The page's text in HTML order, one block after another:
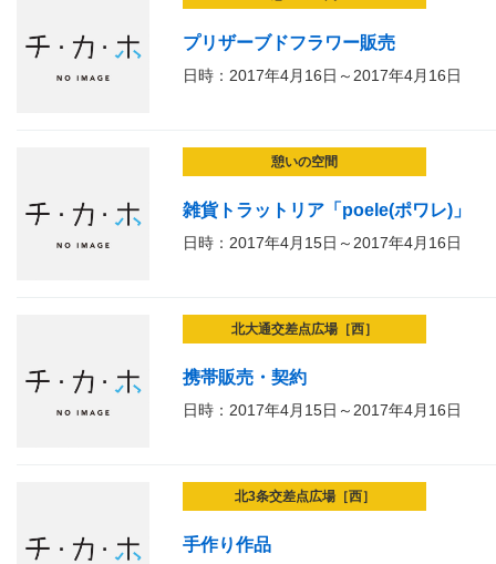
プリザーブドフラワー販売
日時：2017年4月16日～2017年4月16日
憩いの空間
雑貨トラットリア「poele(ポワレ)」
日時：2017年4月15日～2017年4月16日
北大通交差点広場［西］
携帯販売・契約
日時：2017年4月15日～2017年4月16日
北3条交差点広場［西］
手作り作品